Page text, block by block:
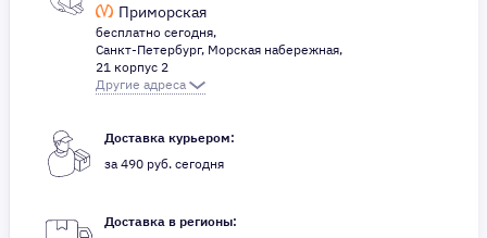
Приморская
бесплатно сегодня,
Санкт-Петербург, Морская набережная,
21 корпус 2
Другие адреса
Доставка курьером:
за 490 руб. сегодня
Доставка в регионы: